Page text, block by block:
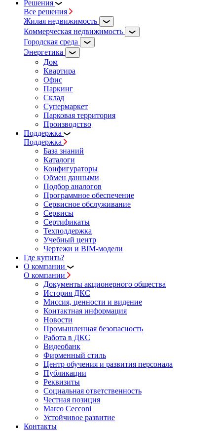
Решения
Все решения
Жилая недвижимость
Коммерческая недвижимость
Городская среда
Энергетика
Дом
Квартира
Офис
Паркинг
Склад
Супермаркет
Парковая территория
Производство
Поддержка
Поддержка
База знаний
Каталоги
Конфигураторы
Обмен данными
Подбор аналогов
Программное обеспечение
Сервисное обслуживание
Сервисы
Сертификаты
Техподдержка
Учебный центр
Чертежи и BIM-модели
Где купить?
О компании
О компании
Документы акционерного общества
История ДКС
Миссия, ценности и видение
Контактная информация
Новости
Промышленная безопасность
Работа в ДКС
Видеобанк
Фирменный стиль
Центр обучения и развития персонала
Публикации
Реквизиты
Социальная ответственность
Честная позиция
Marco Cecconi
Устойчивое развитие
Контакты